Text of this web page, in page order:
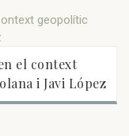
el context
i Javi López